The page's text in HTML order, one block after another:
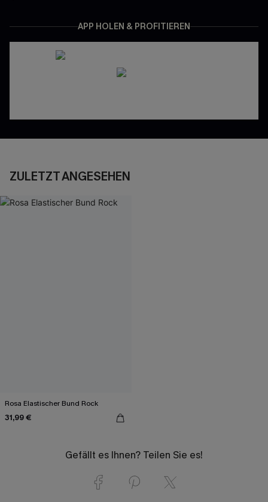
APP HOLEN & PROFITIEREN
ZULETZT ANGESEHEN
Rosa Elastischer Bund Rock
31,99 €
Gefällt es Ihnen? Teilen Sie es!